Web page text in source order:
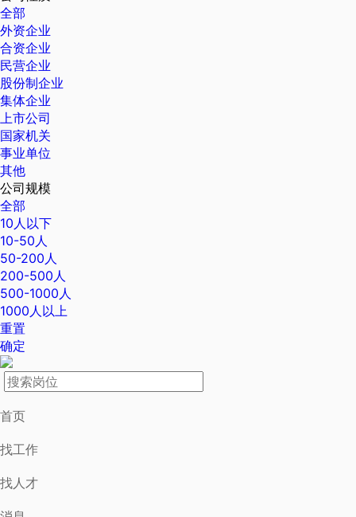
全部
外资企业
合资企业
民营企业
股份制企业
集体企业
上市公司
国家机关
事业单位
其他
公司规模
全部
10人以下
10-50人
50-200人
200-500人
500-1000人
1000人以上
重置
确定
首页
找工作
找人才